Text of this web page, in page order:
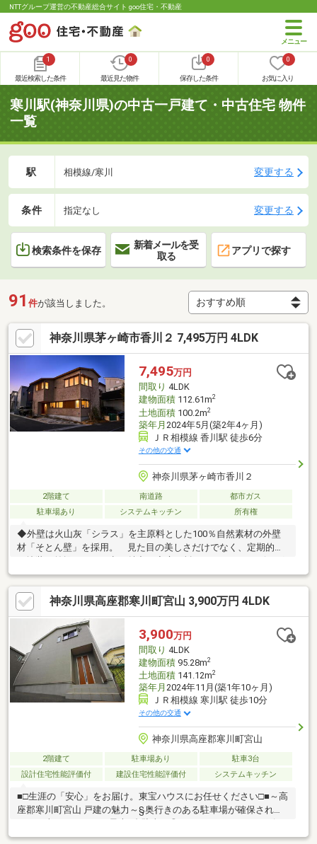
NTTグループ運営の不動産総合サイト goo住宅・不動産
1
最近検索した条件
0
最近見た物件
0
保存した条件
0
お気に入り
寒川駅(神奈川県)の中古一戸建て・中古住宅 物件
一覧
駅 相模線/寒川 変更する
条件 指定なし 変更する
検索条件を保存
新着メールを受
取る
アプリで探す
91 件が該当しました。
神奈川県茅ヶ崎市香川２ 7,495万円 4LDK
7,495万円
間取り 4LDK
建物面積112.61m2
土地面積100.2m2
築年月 2024年5月(築2年4ヶ月)
ＪＲ相模線 香川駅 徒歩6分
その他の交通
神奈川県茅ヶ崎市香川２
2階建て 南道路
都市ガス
駐車場あり
システムキッチン 所有権
◆外壁は火山灰「シラス」を主原料とした100％自然素材の外壁
材「そとん壁」を採用。 見た目の美しさだけでなく、定期的な
と寝室の勾配天井には杉板張り、珪藻土、天井の一部は和紙を採
用。◆断熱は次世代の基準を先取りした「HEAT20 G２グレード」
をクリア。◆造作キッチン、創作洗面、信楽焼の洗面ボウルなど
既製品では味わえない備えも魅力。◆檜の香りに包まれるハーフ
ユニットバスで、自宅にいながら旅館のような寛ぎを。◆ペレッ
トストーブ、乾太くん、エアコン、ハニカムブラインド、上手工
作所の室内物干しも備え、初期費用も抑えやすいです。
神奈川県高座郡寒川町宮山 3,900万円 4LDK
3,900万円
間取り 4LDK
建物面積95.28m2
土地面積141.12m2
築年月 2024年11月(築1年10ヶ月)
ＪＲ相模線 寒川駅 徒歩10分
その他の交通
神奈川県高座郡寒川町宮山
2階建て 駐車場あり
駐車3台
設計住宅性能評価付
建設住宅性能評価付 システムキッチン
■□生涯の「安心」をお届け。東宝ハウスにお任せください□■～高
座郡寒川町宮山 戸建の魅力～§奥行きのある駐車場が確保されて
グ階段が採用されており、自然と家族の顔を合わせられる間取